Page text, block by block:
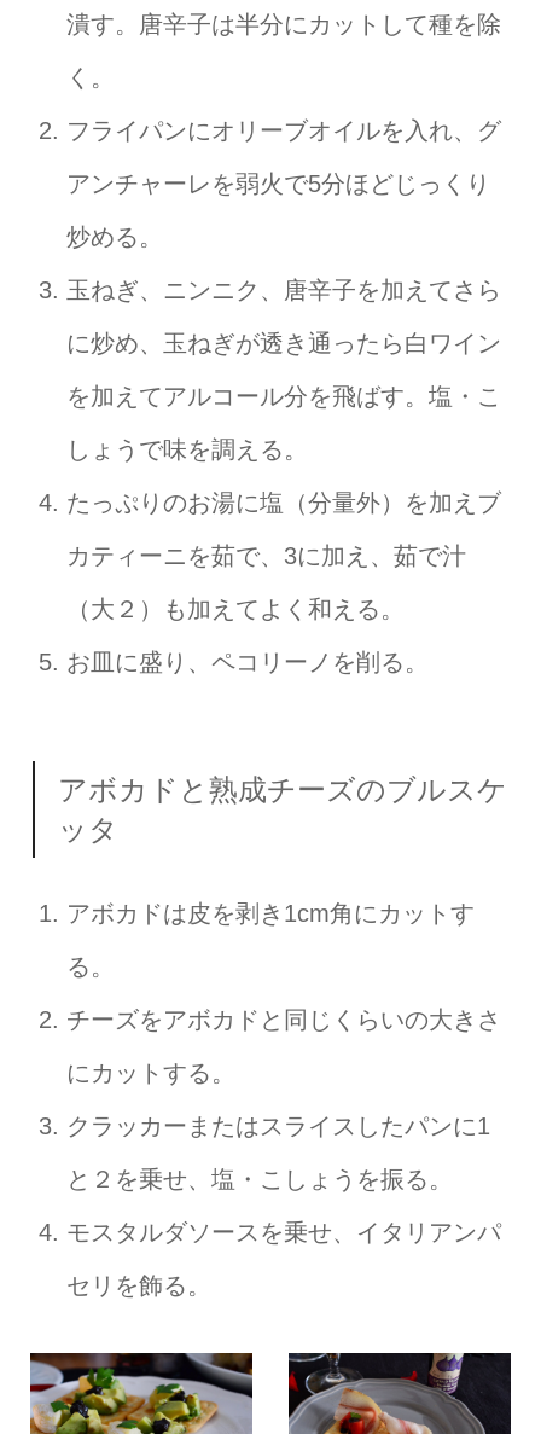
潰す。唐辛子は半分にカットして種を除
く。
フライパンにオリーブオイルを入れ、グ
アンチャーレを弱火で5分ほどじっくり
炒める。
玉ねぎ、ニンニク、唐辛子を加えてさら
に炒め、玉ねぎが透き通ったら白ワイン
を加えてアルコール分を飛ばす。塩・こ
しょうで味を調える。
たっぷりのお湯に塩（分量外）を加えブ
カティーニを茹で、3に加え、茹で汁
（大２）も加えてよく和える。
お皿に盛り、ペコリーノを削る。
アボカドと熟成チーズのブルスケ
ッタ
アボカドは皮を剥き1cm角にカットす
る。
チーズをアボカドと同じくらいの大きさ
にカットする。
クラッカーまたはスライスしたパンに1
と２を乗せ、塩・こしょうを振る。
モスタルダソースを乗せ、イタリアンパ
セリを飾る。